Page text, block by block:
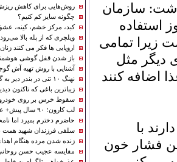
سازمان
در روز استفاده
بیشتر از 6 گرم است زیرا تمامی
مثل
کنند
با
فشار خون
روش‌هایی برای کاهش ریزش مو
چگونه سایز کم کنیم؟
کبد، مرکز خشم، کینه، عشق و
ویلچری که از پله بالا
اروپایی ها فکر می کنند زنان در
باز شدن قفل گوشی هوشمند با
آشنایی با روش تهیه آش گوجه‌
نهنگ ۱۰ تنی در بندر دیر به گل نشست
زیباترین باغی که تاکنون
سقوط خرس بر روی خودروی
لب کارون؛ ۹۰ سال پیش+ عکس
حاضرم دخترم بمیرد اما
سلفی فرزندان شهید همت با
زنده شدن مرده هنگام اهدای
مقایسه عجیب حسن روحانی و